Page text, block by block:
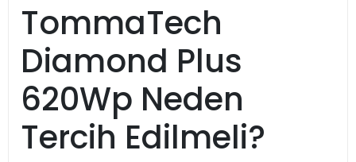
TommaTech
Diamond Plus
620Wp Neden
Tercih Edilmeli?